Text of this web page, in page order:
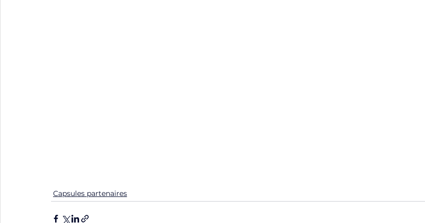
Capsules partenaires